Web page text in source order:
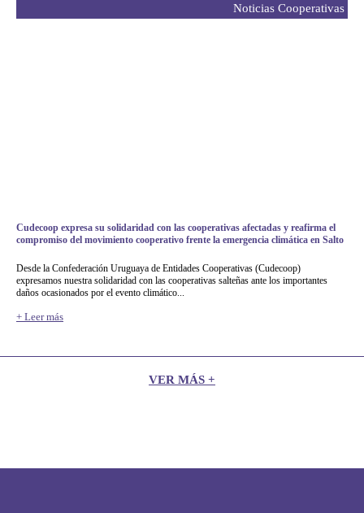
Noticias Cooperativas
Cudecoop expresa su solidaridad con las cooperativas afectadas y reafirma el
compromiso del movimiento cooperativo frente la emergencia climática en Salto
Desde la Confederación Uruguaya de Entidades Cooperativas (Cudecoop)
expresamos nuestra solidaridad con las cooperativas salteñas ante los importantes
daños ocasionados por el evento climático...
+ Leer más
VER MÁS +